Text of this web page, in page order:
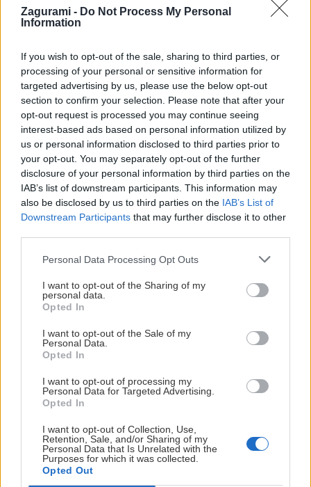
Zagurami - Do Not Process My Personal
Information
If you wish to opt-out of the sale, sharing to third parties, or
processing of your personal or sensitive information for
targeted advertising by us, please use the below opt-out
section to confirm your selection. Please note that after your
opt-out request is processed you may continue seeing
interest-based ads based on personal information utilized by
us or personal information disclosed to third parties prior to
your opt-out. You may separately opt-out of the further
disclosure of your personal information by third parties on the
IAB’s list of downstream participants. This information may
also be disclosed by us to third parties on the IAB’s List of
Downstream Participants that may further disclose it to other
Personal Data Processing Opt Outs
I want to opt-out of the Sharing of my
personal data.
Opted In
I want to opt-out of the Sale of my
Personal Data.
Opted In
I want to opt-out of processing my
Personal Data for Targeted Advertising.
Opted In
I want to opt-out of Collection, Use,
Retention, Sale, and/or Sharing of my
Personal Data that Is Unrelated with the
Purposes for which it was collected.
Opted Out
Štyri dni na Muránskej planine
Elena 7. augusta 2017
Na tento rok máme naplánovaných pár prechodov pohorí, ale Muránsku
neodradilo nás ani avizované zhoršenie. Batohy mali do desať kíl…